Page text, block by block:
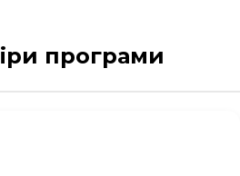
програми